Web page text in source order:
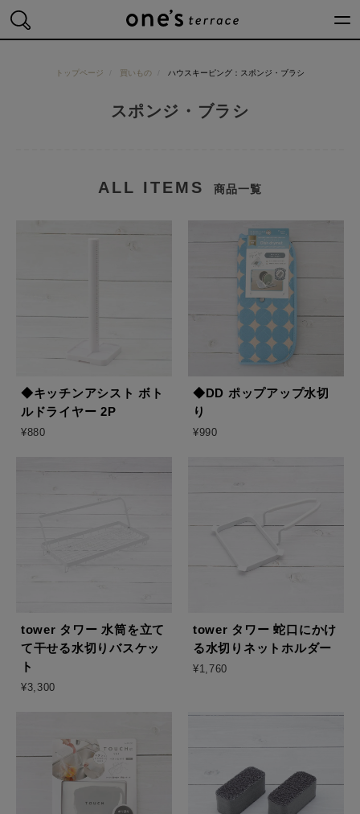
トップページ
読みもの
メールマガジン
Instagram
Facebook
LINE
WORLD ONLINE STORE
トップページ 買いもの ハウスキーピング：スポンジ・ブラシ
スポンジ・ブラシ
ALL ITEMS 商品一覧
◆キッチンアシスト ボト
ルドライヤー 2P
¥880
◆DD ポップアップ水切
り
¥990
tower タワー 水筒を立て
て干せる水切りバスケッ
ト
¥3,300
tower タワー 蛇口にかけ
る水切りネットホルダー
¥1,760